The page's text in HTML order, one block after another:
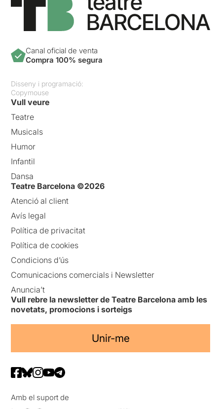
Canal oficial de venta
Compra 100% segura
Disseny i programació:
Copymouse
Vull veure
Teatre
Musicals
Humor
Infantil
Dansa
Teatre Barcelona ©2026
Atenció al client
Avís legal
Política de privacitat
Política de cookies
Condicions d’ús
Comunicacions comercials i Newsletter
Anuncia’t
Vull rebre la newsletter de Teatre Barcelona amb les
novetats, promocions i sorteigs
Unir-me
Amb el suport de